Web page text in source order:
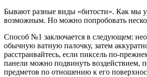
Бывают разные виды «битости». Как мы
возможным. Но можно попробовать
Способ №1 заключается в следующем:
обычную ватную палочку, затем
расстраивайтесь, если пиксель по-
панели можно подвинуть воздействием,
предметов по отношению к его